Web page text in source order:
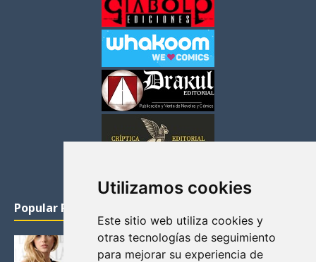
Utilizamos cookies
Este sitio web utiliza cookies y
otras tecnologías de seguimiento
para mejorar su experiencia de
Popular Posts
KATHERYN WINNICK: LA ACTRIZ MAS GUAPA DE
VIKINGOS